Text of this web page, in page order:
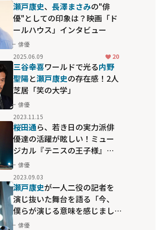
瀬戸康史、 長澤まさみの"俳
優"としての印象は？映画「ド
ールハウス」インタビュー
俳優
2025.06.09
20
三谷幸喜ワールドで光る内野
聖陽と瀬戸康史の存在感！2人
芝居「笑の大学」
俳優
2023.11.15
桜田通ら、若き日の実力派俳
優達の活躍が眩しい！ミュー
ジカル『テニスの王子様』
Advancement Match 六角
feat. 氷帝学園
俳優
2023.09.03
瀬戸康史が一人二役の記者を
演じ抜いた舞台を語る「今、
僕らが演じる意味を感じまし
た」
俳優